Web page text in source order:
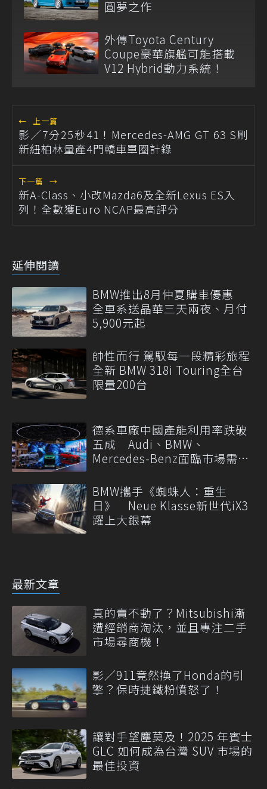
圓夢之作
外傳Toyota Century
Coupe豪華旗艦可能搭載
V12 Hybrid動力系統！
← 上一篇
影／7分25秒41！Mercedes-AMG GT 63 S刷
新紐柏林量產4門轎車單圈計錄
下一篇 →
新A-Class、小改Mazda6及全新Lexus ES入
列！全數獲Euro NCAP最高評分
延伸閱讀
BMW推出8月仲夏購車優惠
全車系送晶華三天兩夜、月付
5,900元起
帥性而行 駕馭每一段精彩旅程
全新 BMW 318i Touring全台
限量200台
德系車廠中國產能利用率跌破
五成 Audi、BMW、
Mercedes-Benz面臨市場需求
BMW攜手《蜘蛛人：重生
日》 Neue Klasse新世代iX3
躍上大銀幕
最新文章
真的賣不動了？Mitsubishi漸
遭經銷商淘汰，並且專注二手
市場尋商機！
影／911竟然換了Honda的引
擎？保時捷鐵粉憤怒了！
讓對手望塵莫及！2025 年賓士
GLC 如何成為台灣 SUV 市場的
最佳投資